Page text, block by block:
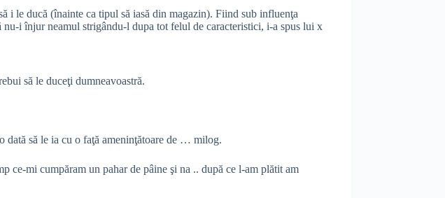
i le ducă (înainte ca tipul să iasă din magazin). Fiind sub influenţa
i înjur neamul strigându-l dupa tot felul de caracteristici, i-a spus lui x
să le duceţi dumneavoastră.
să le ia cu o faţă ameninţătoare de … milog.
ce-mi cumpăram un pahar de pâine şi na .. după ce l-am plătit am